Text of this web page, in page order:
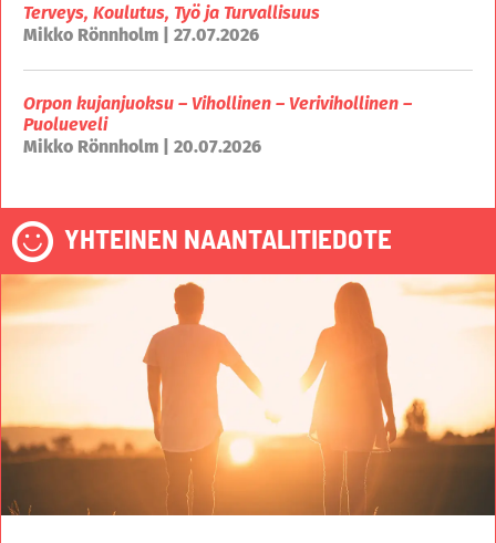
Terveys, Koulutus, Työ ja Turvallisuus
Mikko Rönnholm | 27.07.2026
Orpon kujanjuoksu – Vihollinen – Verivihollinen –
Puolueveli
Mikko Rönnholm | 20.07.2026
YHTEINEN NAANTALITIEDOTE